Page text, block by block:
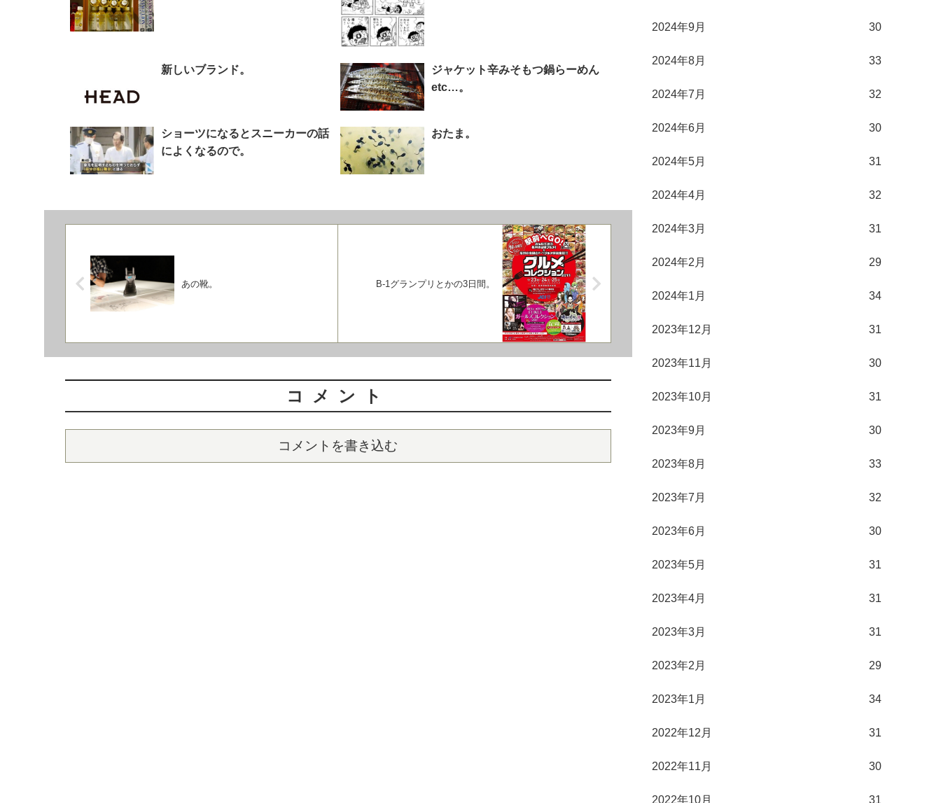
新しいブランド。
ジャケット辛みそもつ鍋らーめん
etc…。
ショーツになるとスニーカーの話
によくなるので。
おたま。
あの靴。 B-1グランプリとかの3日間。
コメント
コメントを書き込む
2024年9月 30
2024年8月 33
2024年7月 32
2024年6月 30
2024年5月 31
2024年4月 32
2024年3月 31
2024年2月 29
2024年1月 34
2023年12月 31
2023年11月 30
2023年10月 31
2023年9月 30
2023年8月 33
2023年7月 32
2023年6月 30
2023年5月 31
2023年4月 31
2023年3月 31
2023年2月 29
2023年1月 34
2022年12月 31
2022年11月 30
2022年10月 31